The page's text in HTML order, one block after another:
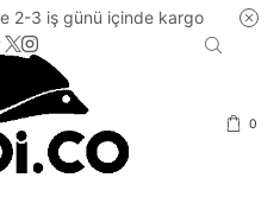
2-3 iş günü içinde kargo
0